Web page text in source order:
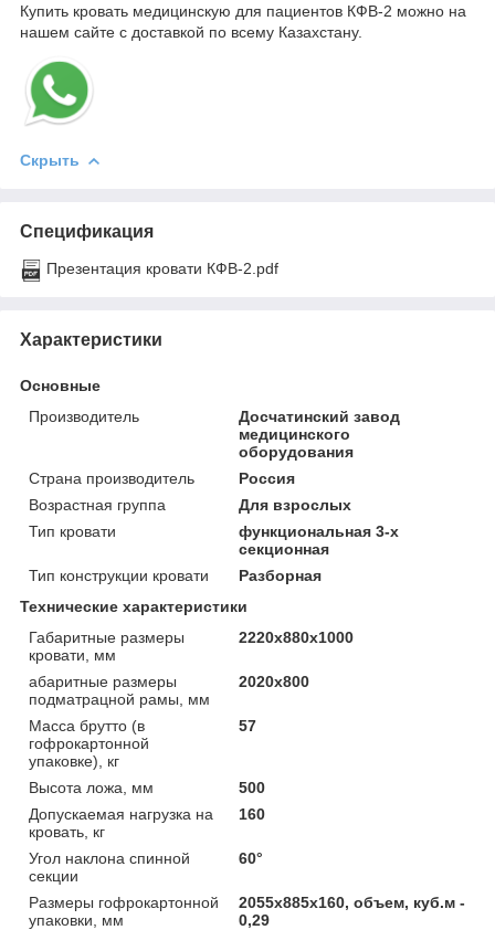
Купить кровать медицинскую для пациентов КФВ-2 можно на
нашем сайте с доставкой по всему Казахстану.
Скрыть
Спецификация
Презентация кровати КФВ-2.pdf
Характеристики
Основные
Производитель
Досчатинский завод
медицинского
оборудования
Страна производитель
Россия
Возрастная группа
Для взрослых
Тип кровати
функциональная 3-х
секционная
Тип конструкции кровати
Разборная
Технические характеристики
Габаритные размеры
кровати, мм
2220х880х1000
абаритные размеры
подматрацной рамы, мм
2020х800
Масса брутто (в
гофрокартонной
упаковке), кг
57
Высота ложа, мм
500
Допускаемая нагрузка на
кровать, кг
160
Угол наклона спинной
секции
60°
Размеры гофрокартонной
упаковки, мм
2055х885х160, объем, куб.м -
0,29